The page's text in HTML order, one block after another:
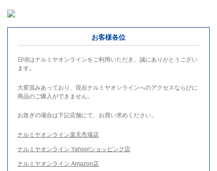
お客様各位
日頃はナルミヤオンラインをご利用いただき、誠にありがとうござい
ます。
大変混みあっており、現在ナルミヤオンラインへのアクセスならびに
商品のご購入ができません。
お急ぎの場合は下記店舗にて、お買い求めください。
ナルミヤオンライン楽天市場店
ナルミヤオンライン Yahoo!ショッピング店
ナルミヤオンライン Amazon店